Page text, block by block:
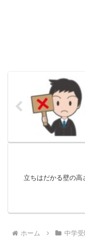
立ちはだかる壁の高
ホーム 中学受